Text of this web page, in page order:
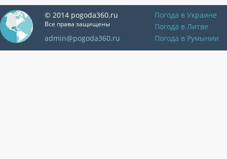
© 2014 pogoda360.ru
Все права защищены
admin@pogoda360.ru
Погода в Украине
Погода в Литве
Погода в Румынии